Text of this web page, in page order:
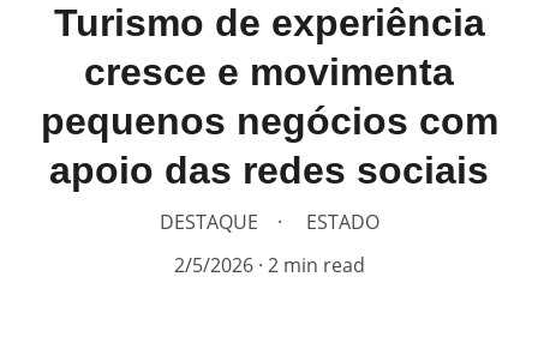
Turismo de experiência
cresce e movimenta
pequenos negócios com
apoio das redes sociais
DESTAQUE
ESTADO
2/5/2026 2 min read